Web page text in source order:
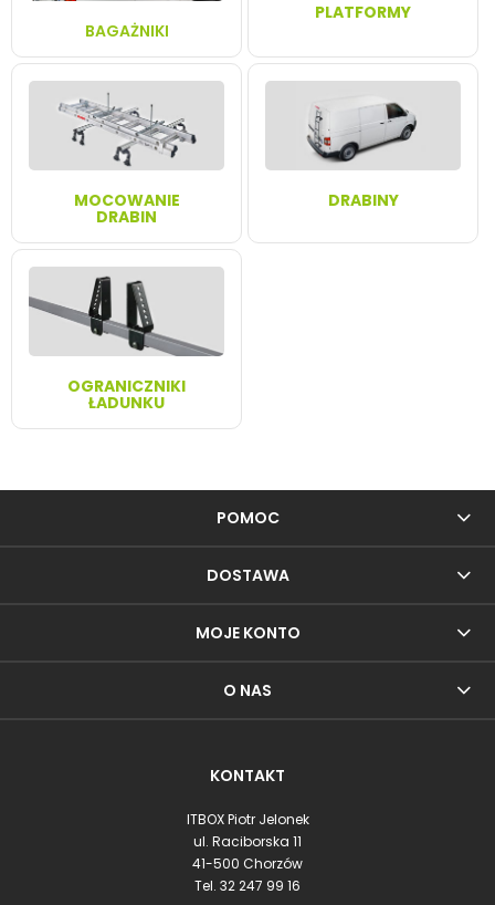
BAGAŻNIKI
PLATFORMY
MOCOWANIE
DRABIN
DRABINY
OGRANICZNIKI
ŁADUNKU
POMOC
DOSTAWA
MOJE KONTO
O NAS
KONTAKT
ITBOX Piotr Jelonek
ul. Raciborska 11
41-500 Chorzów
Tel. 32 247 99 16